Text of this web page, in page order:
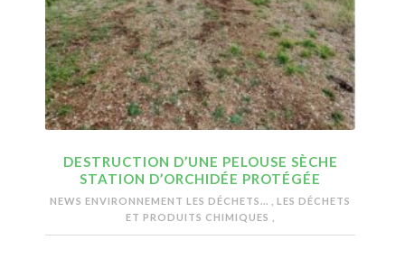
DESTRUCTION D’UNE PELOUSE SÈCHE
STATION D’ORCHIDÉE PROTÉGÉE
NEWS ENVIRONNEMENT LES DÉCHETS...
LES DÉCHETS
ET PRODUITS CHIMIQUES